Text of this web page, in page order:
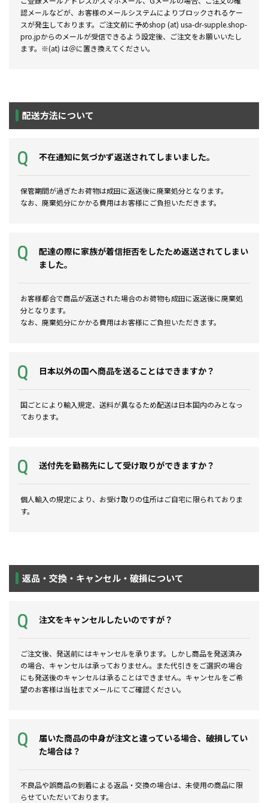
認メールなどが、お客様のメールシステムによりブロックされるケー
スが発生しております。ご注文前に予めshop (at) usa-dr-supple.shop-
pro.jpからのメールが受信できるよう設定後、ご注文をお願いいたし
ます。※(at) は＠に置き換えてください。
配送方法について
不在通知に気づかず返送されてしまいました。
保管期間が過ぎたお荷物は成田に返送後に廃棄処分となります。
なお、廃棄処分にかかる費用はお客様にご負担いただきます。
配達の際に家族が着信拒否をしたため返送されてしまい
ました。
お客様都合で商品が返送された場合のお荷物も成田に返送後に廃棄処
分となります。
なお、廃棄処分にかかる費用はお客様にご負担いただきます。
日本以外の国へ商品を送ることはできますか？
国ごとにより輸入規定、送料が異なるため配送は日本国内のみとなっ
ております。
送付先を勤務先にして受け取りができますか？
個人輸入の規定により、お受け取りの住所はご自宅に限られておりま
す。
返品・交換・キャンセル・破損について
注文をキャンセルしたいのですが？
ご注文後、発送前にはキャンセルを承ります。しかし商品を発送済み
の場合、キャンセルは承っておりません。また代引きをご選択の場合
にも発送後のキャンセルは承ることはできません。キャンセルをご希
望のお客様は当社までメールにてご確認ください。
届いた商品の中身が注文と違っている場合、破損してい
た場合は？
不良品や誤商品の到着による返品・交換の場合は、未使用の商品に限
らせていただいております。